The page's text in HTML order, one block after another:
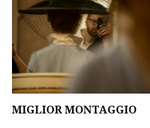
MIGLIOR MONTAGGIO